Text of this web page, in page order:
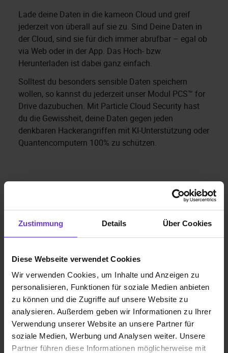
Zustimmung Details Über Cookies
Diese Webseite verwendet Cookies
Wir verwenden Cookies, um Inhalte und Anzeigen zu
personalisieren, Funktionen für soziale Medien anbieten
zu können und die Zugriffe auf unsere Website zu
analysieren. Außerdem geben wir Informationen zu Ihrer
Verwendung unserer Website an unsere Partner für
soziale Medien, Werbung und Analysen weiter. Unsere
Partner führen diese Informationen möglicherweise mit
Lade deine Daten in die kameon Cloud und greif
jederzeit von überall auf sie zu. Sind Deine Daten in
der Cloud, sind sie für dich immer abrufbar – egal ob
via Web oder in der App. Das Hoch- bzw.
Herunterladen ist dabei ganz einfach.
Solltest du besonders sensible Daten speichern
wollen, so kannst du jederzeit unser Modul PCS™ for
Drive dazubuchen. Mit Particle Cloud Security hast
du die Gewissheit, deine Daten gegen jeden
denkbaren Hackerangriffen mit KI-Unterstützung oder
Quantencomputern 100% zu schützen.
Intelligente Ordnerstruktur
Organisiere deine Dokumente
Ordnerstrukturen für eine intelligente Rechtevergabe.
Teile Dokumente genau den Personen zu, die sie
auch benötigen. Mit der Funktion „Team Folder“
arbeitest du kollaborativ mit deinem Team bzw.
deinen Kunden zusammen. Die Funktion „My Folder“
verwaltet deine Daten, auf die du in allen kameon
Systemen und Instanzen Zugriff hast.